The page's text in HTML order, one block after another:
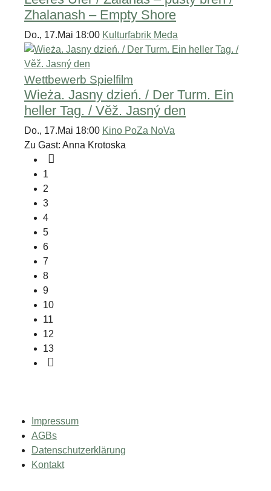
Zhalanash – Empty Shore
Do., 17.Mai 18:00 Kulturfabrik Meda
Wettbewerb Spielfilm
Wieża. Jasny dzień. / Der Turm. Ein
heller Tag. / Věž. Jasný den
Do., 17.Mai 18:00 Kino PoZa NoVa
Zu Gast: Anna Krotoska
1
2
3
4
5
6
7
8
9
10
11
12
13
Impressum
AGBs
Datenschutzerklärung
Kontakt